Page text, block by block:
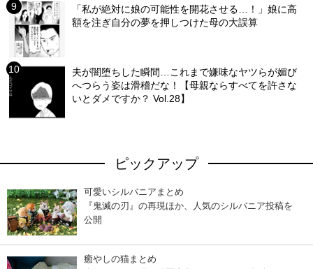
「私が絶対に娘の可能性を開花させる…！」娘に高
額を注ぎ自分の夢を押しつけた母の大誤算
夫が闇堕ちした瞬間…これまで嫌味なヤツらが媚び
へつらう姿は滑稽だな！【母親ならすべてを許さな
いとダメですか？ Vol.28】
ピックアップ
可愛いシルバニアまとめ
『鬼滅の刃』の再現ほか、人気のシルバニア投稿を
公開
癒やしの猫まとめ